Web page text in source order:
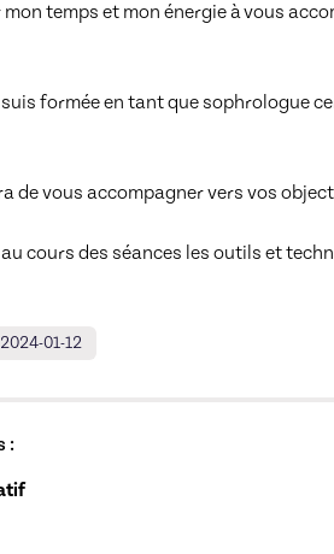
temps et mon énergie à vous
formée en tant que sophrologue
de vous accompagner vers vos
cours des séances les outils et
01-12
: